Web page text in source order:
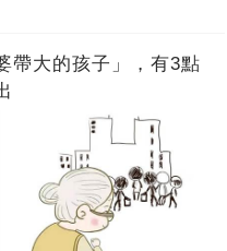
帶大的孩子」，有3點